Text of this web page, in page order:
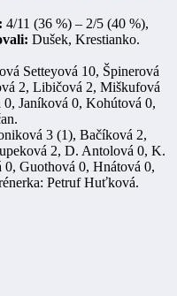
4/11 (36 %) – 2/5 (40 %),
Dušek, Krestianko.
Setteyová 10, Špinerová
2, Libičová 2, Miškufová
Janíková 0, Kohútová 0,
3 (1), Bačíková 2,
2, D. Antolová 0, K.
Guothová 0, Hnátová 0,
Petruf Huťková.